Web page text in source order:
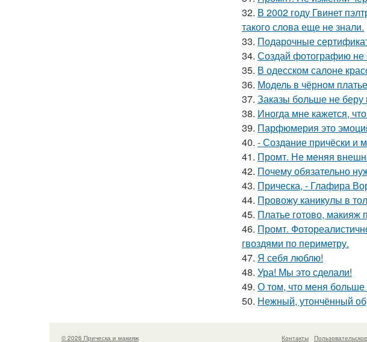
32. В 2002 году Гвинет
такого слова еще не знали.
33. Подарочные
34. Создай фотографию не
35. В одесском салоне
36. Модель в чёрном
37. Заказы больше не беру
38. Иногда мне кажется,
39. Парфюмерия это
40. - Создание причёски и
41. Промт. Не меняя
42. Почему обязательно
43. Прическа, - Глафира
44. Провожу каникулы в
45. Платье готово, макияж
46. Промт.
гвоздями по периметру.
47. Я себя люблю!
48. Ура! Мы это сделали!
49. О том, что меня больше
50. Нежный, утончённый
© 2026 Прическа и макияж Контакты